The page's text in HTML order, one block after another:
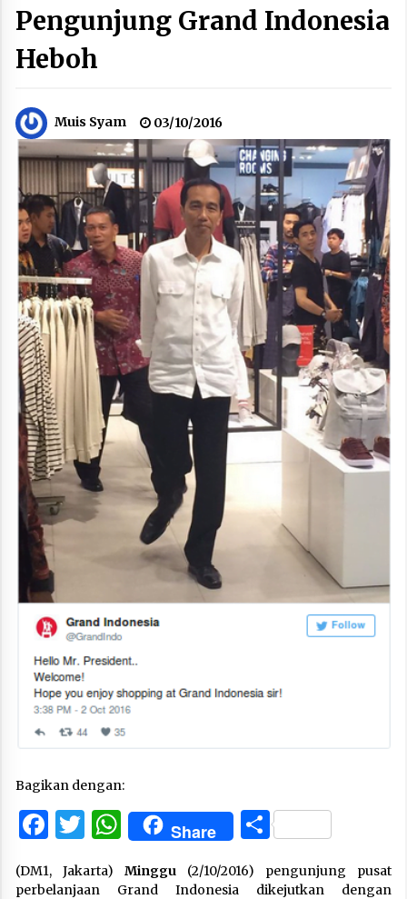
Pengunjung Grand Indonesia
Heboh
Muis Syam 03/10/2016
Bagikan dengan:
Facebook
Twitter
WhatsApp
Share Share
(DM1, Jakarta) Minggu (2/10/2016) pengunjung pusat
perbelanjaan Grand Indonesia dikejutkan dengan